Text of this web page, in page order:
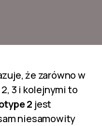
że zarówno w
3 i kolejnymi to
2 jest
niesamowity